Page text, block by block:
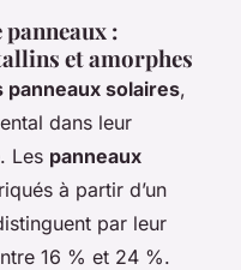
:
et amorphes
panneaux solaires,
dans leur
Les panneaux
à partir d’un
par leur
16 % et 24 %.